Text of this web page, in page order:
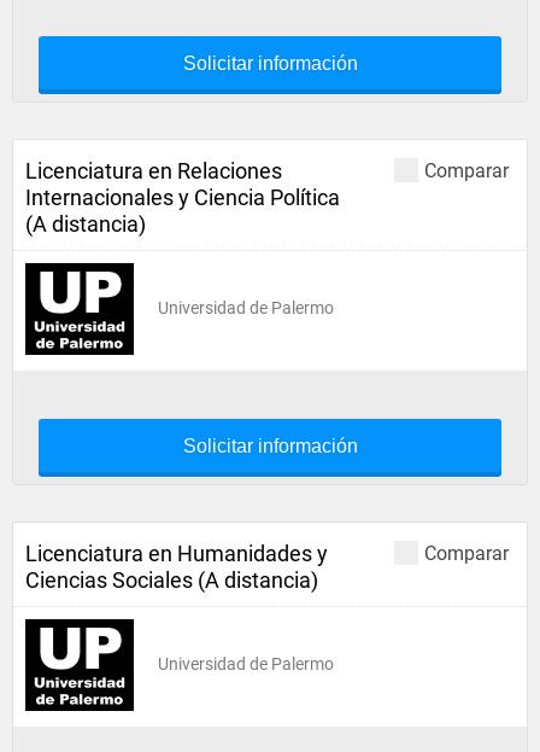
Solicitar información
Comparar
Licenciatura en Relaciones
Internacionales y Ciencia Política
(A distancia)
Universidad de Palermo
Solicitar información
Comparar
Licenciatura en Humanidades y
Ciencias Sociales (A distancia)
Universidad de Palermo